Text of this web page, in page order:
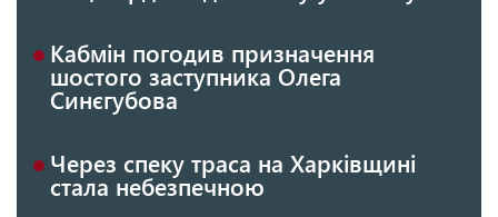
Кабмін погодив призначення
шостого заступника Олега
Синєгубова
Через спеку траса на Харківщині
стала небезпечною